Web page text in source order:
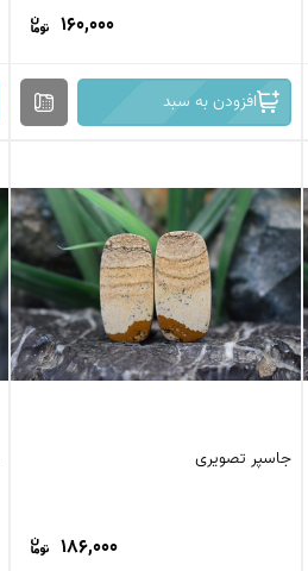
160,000
افزودن به سبد
جاسپر تصویری
186,000